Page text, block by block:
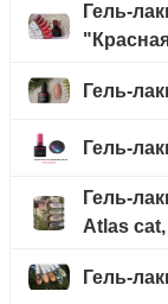
Гель-
Гель-
Гель-
Гель-
Atlas
Гель-